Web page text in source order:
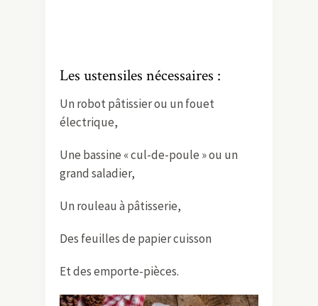
Les ustensiles nécessaires :
Un robot pâtissier ou un fouet
électrique,
Une bassine « cul-de-poule » ou un
grand saladier,
Un rouleau à pâtisserie,
Des feuilles de papier cuisson
Et des emporte-pièces.